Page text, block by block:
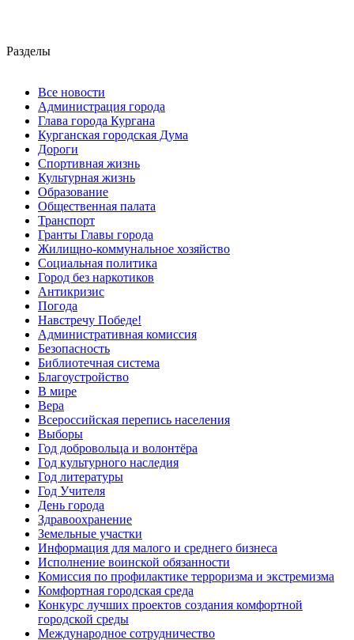
Разделы
Все новости
Администрация города
Глава города Кургана
Курганская городская Дума
Дороги
Спортивная жизнь
Культурная жизнь
Образование
Общественная палата
Транспорт
Гранты Главы города
Жилищно-коммунальное хозяйство
Социальная политика
Город без наркотиков
Антикризис
Погода
Навстречу Победе!
Административная комиссия
Безопасность
Библиотечная система
Благоустройство
В мире
Вера
Всероссийская перепись населения
Выборы
Год добровольца и волонтёра
Год культурного наследия
Год литературы
Год Учителя
День города
Здравоохранение
Земельные участки
Информация для малого и среднего бизнеса
Исполнение воинской обязанности
Комиссия по профилактике терроризма и экстремизма
Комфортная городская среда
Конкурс лучших проектов создания комфортной
городской среды
Международное сотрудничество